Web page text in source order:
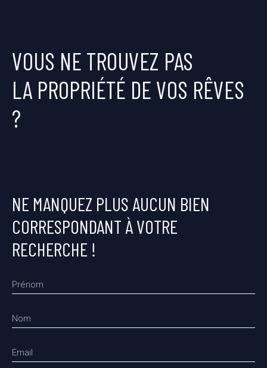
VOUS NE TROUVEZ PAS
LA PROPRIÉTÉ DE VOS RÊVES
?
NE MANQUEZ PLUS AUCUN BIEN
CORRESPONDANT À VOTRE
RECHERCHE !
Prénom
Nom
Email